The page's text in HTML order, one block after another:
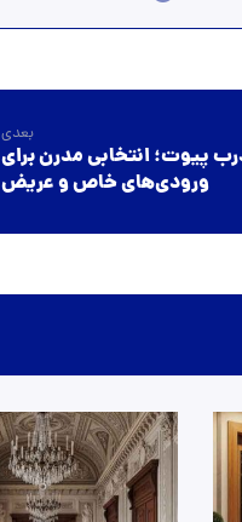
بعدی
پیوت؛ انتخابی مدرن برای
ورودی‌های خاص و عریض